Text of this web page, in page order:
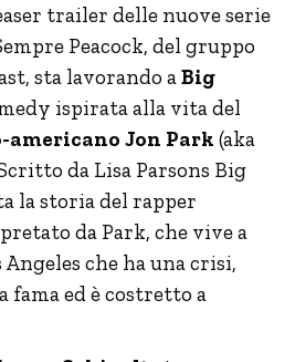
trailer delle nuove serie
Peacock, del gruppo
sta lavorando aBig
ispirata alla vita del
americano Jon Park (aka
da Lisa Parsons Big
la storia del rapper
da Park, che vive a
che ha una crisi,
fama ed è costretto a